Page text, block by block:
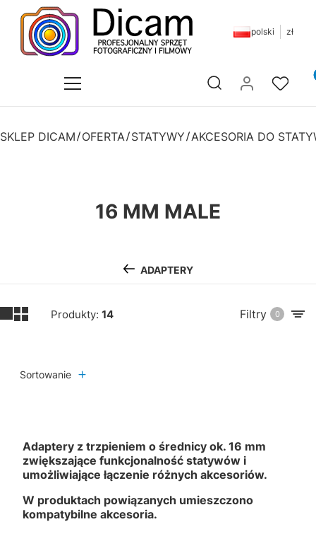
polski zł
Otwórz wyszukiwarkę
SKLEP DICAM OFERTA STATYWY AKCESORIA DO
16 MM MALE
ADAPTERY
Produkty: 14 Filtry 0
Sortowanie
Adaptery z trzpieniem o średnicy ok. 16 mm
zwiększające funkcjonalność statywów i
umożliwiające łączenie różnych akcesoriów.
W produktach powiązanych umieszczono
kompatybilne akcesoria.